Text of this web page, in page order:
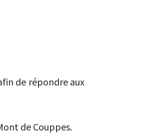
de répondre aux
de Couppes.